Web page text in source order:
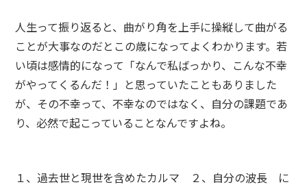
人生って振り返ると、曲がり角を上手に操縦して曲がる
ことが大事なのだとこの歳になってよくわかります。若
い頃は感情的になって「なんで私ばっかり、こんな不幸
がやってくるんだ！」と思っていたこともありました
が、その不幸って、不幸なのではなく、自分の課題であ
り、必然で起こっていることなんですよね。
１、過去世と現世を含めたカルマ ２、自分の波長 に